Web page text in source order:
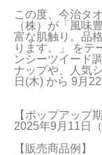
お買い物ガイド
当サイトについて
会員サービス
この度、今治タ
（株）が「風味
富な肌触り。品
ります。」 をテ
ンシーツイード
ナップや、人気
日(木) から 9月
【ポップアップ
2025年9月11日
【販売商品例】